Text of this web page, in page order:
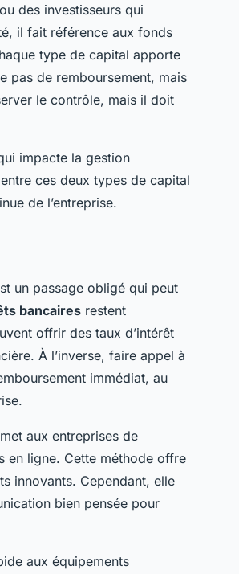
des investisseurs qui
il fait référence aux fonds
type de capital apporte
pas de remboursement, mais
le contrôle, mais il doit
impacte la gestion
ces deux types de capital
de l’entreprise.
un passage obligé qui peut
bancaires restent
offrir des taux d’intérêt
À l’inverse, faire appel à
immédiat, au
aux entreprises de
en ligne. Cette méthode offre
innovants. Cependant, elle
bien pensée pour
aux équipements